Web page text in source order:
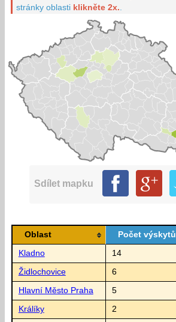
stránky oblasti klikněte 2x.
Sdílet mapku
Oblast Počet výskytů
Kladno 14
Židlochovice 6
Hlavní Město Praha 5
Králíky 2